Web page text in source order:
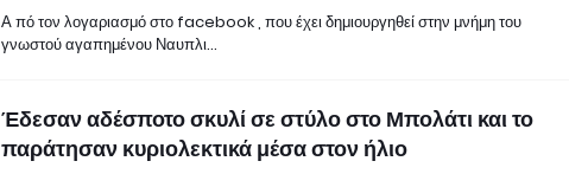
Α πό τον λογαριασμό στο facebook , που έχει δημιουργηθεί στην μνήμη του
γνωστού αγαπημένου Ναυπλι…
Έδεσαν αδέσποτο σκυλί σε στύλο στο Μπολάτι και το
παράτησαν κυριολεκτικά μέσα στον ήλιο